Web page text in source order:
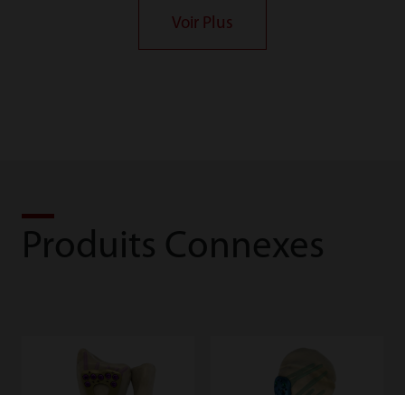
Voir Plus
Produits Connexes